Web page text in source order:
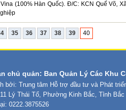
(100% Hàn Quốc). Đ/C: KCN Quế Võ,
35 36 37 38 39 40
chủ quản: Ban Quản Lý Các Khu
bởi: Trung tâm Hỗ trợ đầu tư và Phát
Lý Thái Tổ, Phường Kinh Bắc, Tỉnh Bắc
0222.3875526